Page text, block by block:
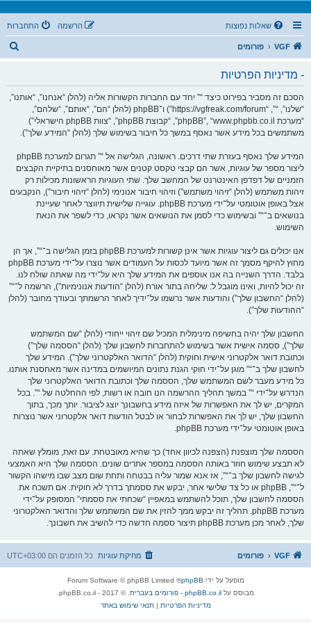
שאלות נפוצות התחברות הרשמה
VGF פורומים
- מדיניות הפרטיות
הסכם זה מסביר בפירוט כיצד “” יחד עם החברות הקשורות אליה (להלן “אנחנו”, “אותנו”,
“שלנו”, “”, “https://vgfreak.com/forum”) ו־phpBB (להלן “הם”, “אותם”, “שלהם”,
“מערכת phpBB”, “www.phpbb.co.il”, “קבוצת phpBB”, “צוות phpBB הישראלי”)
משתמשים בכל מידע אשר נאסף במשך כל חיבור בשימוש שלך (להלן “המידע שלך”).
המידע שלך נאסף בעזרת שתי דרכים. ראשונה, הגלישה אל “” תגרום למערכת phpBB
ליצור מספר של עוגיות, אשר הם קבצי טקסט קטנים אשר מאוחסנים בתיקיית הקבצים
הזמניים של דפדפן האינטרנט של המחשב שלך. שתי העוגיות הראשונות מכילות רק
זיהות משתמש (להלן “זיהוי משתמש”) וזיהוי חיבור אנונימי (להלן “זיהוי חיבור”), הנקבעים
אצל באופן אוטומטי על־ידי מערכת phpBB. עוגייה שלישית תיווצר לאחר שעיינת
בנושאים ב־“” ובשימוש כדי לסמן את הנושאים אשר נקראו, כדי לשפר את הנאת
השימוש.
אנו יכולים גם ליצור עוגיות אשר אינן קשורות למערכת phpBB בזמן הגלישה ב־“”, אך הן
מחוץ להיקף מסמך זה אשר מיועד לכסות על העמודים אשר נוצרו על־ידי מערכת phpBB
בלבד. הדרך השנייה בה אנו אוספים את המידע שלך היא על־ידי מה שאתה שולח לנו.
זה יכול להיות, ואינו מוגבל ל: שליחה בתור אורח (להלן “הודעות אנונימיות”), הרשמה ל־“”
(להלן “החשבון שלך”) והודעות אשר נרשמו על־ידיך לאחר הרשמתך ובעודך מחובר (להלן
“ההודעות שלך”).
החשבון שלך יהיה בחשיפה מינימלית המכיל שם זיהוי ייחודי (להלן “שם המשתמש
שלך”), ססמה אישית אשר בשימוש להתחברות לחשבון שלך (להלן “הססמה שלך”)
וכתובת דואר אלקטרוני אישית וחוקית (להלן “הדואר האלקטרוני שלך”). המידע שלך
לחשבון שלך ב־“” מוגן על־ידי חוקי הגנת נתונים המיושמים במדינה אשר מאחסנת אותנו.
כל מידע מעבר לשם המשתמש שלך, הססמה שלך וכתובת הדואר האלקטרוני שלך
הנדרש על־ידי “” במשך תהליך ההרשמה הנו חובה או רשות, לפי ההחלטה של “”. בכל
המקרים, יש לך את האפשרות של איזה מידע בחשבונך יוצג לציבור. יותך מכך, בתוך
החשבון שלך, יש לך את האפשרות לבחור או לבטל הודעות דואר אלקטרוני אשר נוצרות
באופן אוטומטי על־ידי מערכת phpBB.
הססמה שלך מוצפנת (הצפנה לכיוון אחד) כך שהיא מאובטחת. עם זאת, מומלץ שאתה
לא תבצע שימוש חוזר באותה הססמה במספר אתרים שונים. הססמה שלך היא האמצעי
לגישה לחשבון שלך ב־“”, אז אנא שמור עליה בבטחה ותחת שום מצב שבו מישהו הקשור
ל־“”, phpBB או כל צד שלישי אחר, יבקש את ססמתך בדרך לא חוקית. אם תשכח את
הססמה לחשבון שלך, תוכל להשתמש במאפיין “שכחתי את ססמתי” המסופק על־ידי
מערכת phpBB. תהליך זה יבקש ממך להזין את שם המשתמש שלך והדואר האלקטרוני
שלך, לאחר מכן מערכת phpBB תיצור ססמה חדשה כדי להשיב את חשבונך.
VGF פורומים כל הזמנים הם UTC+03:00 מחיקת עוגיות
מופעל על ידי phpBB
® Forum Software © phpBB Limited
מבוסס על phpBB.co.il - פורומים בעברית
. © 2017 - phpBB.co.il.
מדיניות הפרטיות |תנאי שימוש באתר